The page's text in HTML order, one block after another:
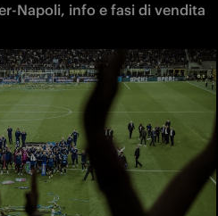
Napoli, info e fasi di vendita